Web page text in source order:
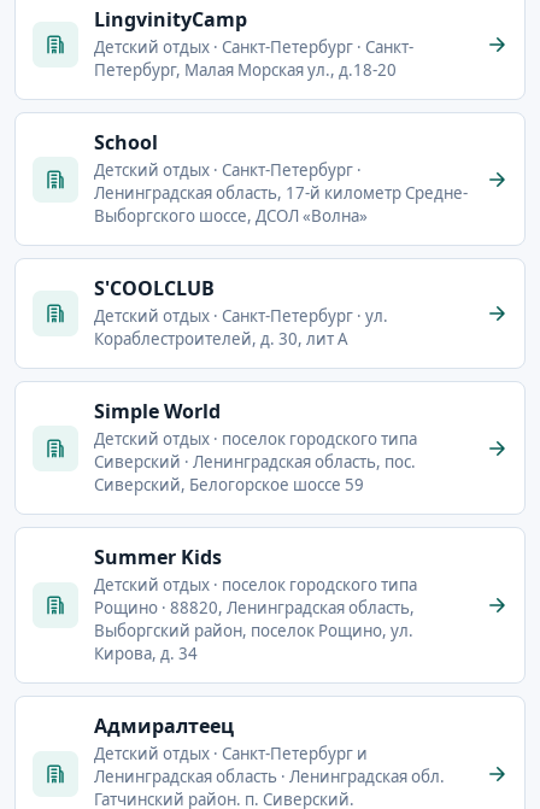
LingvinityCamp
Детский отдых · Санкт-Петербург · Санкт-
Петербург, Малая Морская ул., д.18-20
School
Детский отдых · Санкт-Петербург ·
Ленинградская область, 17-й километр Средне-
Выборгского шоссе, ДСОЛ «Волна»
S'COOLCLUB
Детский отдых · Санкт-Петербург · ул.
Кораблестроителей, д. 30, лит А
Simple World
Детский отдых · поселок городского типа
Сиверский · Ленинградская область, пос.
Сиверский, Белогорское шоссе 59
Summer Kids
Детский отдых · поселок городского типа
Рощино · 88820, Ленинградская область,
Выборгский район, поселок Рощино, ул.
Кирова, д. 34
Адмиралтеец
Детский отдых · Санкт-Петербург и
Ленинградская область · Ленинградская обл.
Гатчинский район. п. Сиверский.